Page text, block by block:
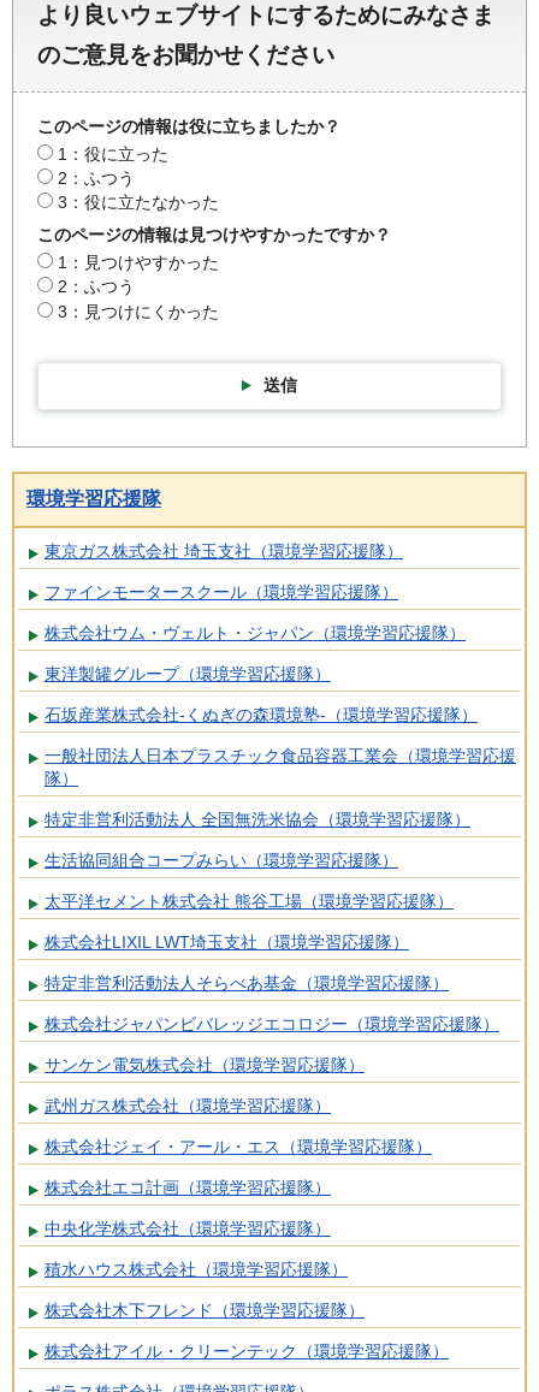
より良いウェブサイトにするためにみなさま
のご意見をお聞かせください
このページの情報は役に立ちましたか？
1：役に立った
2：ふつう
3：役に立たなかった
このページの情報は見つけやすかったですか？
1：見つけやすかった
2：ふつう
3：見つけにくかった
送信
環境学習応援隊
東京ガス株式会社 埼玉支社（環境学習応援隊）
ファインモータースクール（環境学習応援隊）
株式会社ウム・ヴェルト・ジャパン（環境学習応援隊）
東洋製罐グループ（環境学習応援隊）
石坂産業株式会社-くぬぎの森環境塾-（環境学習応援隊）
一般社団法人日本プラスチック食品容器工業会（環境学習応援
隊）
特定非営利活動法人 全国無洗米協会（環境学習応援隊）
生活協同組合コープみらい（環境学習応援隊）
太平洋セメント株式会社 熊谷工場（環境学習応援隊）
株式会社LIXIL LWT埼玉支社（環境学習応援隊）
特定非営利活動法人そらべあ基金（環境学習応援隊）
株式会社ジャパンビバレッジエコロジー（環境学習応援隊）
サンケン電気株式会社（環境学習応援隊）
武州ガス株式会社（環境学習応援隊）
株式会社ジェイ・アール・エス（環境学習応援隊）
株式会社エコ計画（環境学習応援隊）
中央化学株式会社（環境学習応援隊）
積水ハウス株式会社（環境学習応援隊）
株式会社木下フレンド（環境学習応援隊）
株式会社アイル・クリーンテック（環境学習応援隊）